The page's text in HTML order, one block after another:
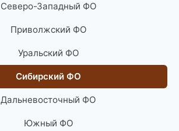
Северо-Западный ФО
Приволжский ФО
Уральский ФО
Сибирский ФО
Дальневосточный ФО
Южный ФО